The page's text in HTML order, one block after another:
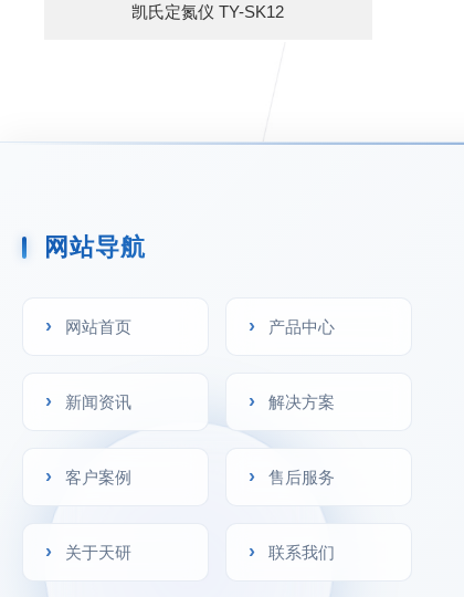
凯氏定氮仪 TY-SK12
网站导航
网站首页 产品中心
新闻资讯 解决方案
客户案例 售后服务
关于天研 联系我们